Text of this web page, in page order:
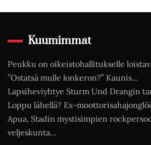
Kuumimmat
Peukku on oikeistohallitukselle
”Ostatsä mulle lonkeron?” Kaunis…
Lapsiheviyhtye Sturm Und Drangin
Loppu lähellä? Ex-
Apua, Stadin mystisimpien
veljeskunta…